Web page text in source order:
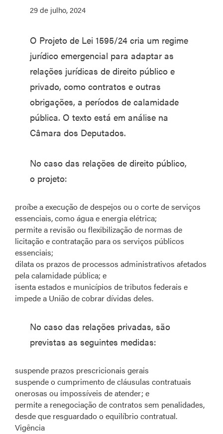
29 de julho, 2024
O Projeto de Lei 1595/24 cria um regime
jurídico emergencial para adaptar as
relações jurídicas de direito público e
privado, como contratos e outras
obrigações, a períodos de calamidade
pública. O texto está em análise na
Câmara dos Deputados.
No caso das relações de direito público,
o projeto:
proíbe a execução de despejos ou o corte de serviços
essenciais, como água e energia elétrica;
permite a revisão ou flexibilização de normas de
licitação e contratação para os serviços públicos
essenciais;
dilata os prazos de processos administrativos afetados
pela calamidade pública; e
isenta estados e municípios de tributos federais e
impede a União de cobrar dívidas deles.
No caso das relações privadas, são
previstas as seguintes medidas:
suspende prazos prescricionais gerais
suspende o cumprimento de cláusulas contratuais
onerosas ou impossíveis de atender; e
permite a renegociação de contratos sem penalidades,
desde que resguardado o equilíbrio contratual.
Vigência